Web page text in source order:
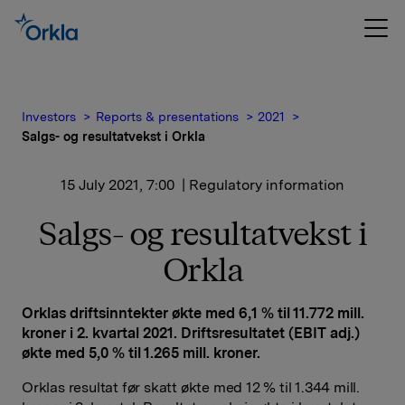
Investors Reports & presentations
2021
Salgs- og resultatvekst i Orkla
15 July 2021, 7:00 | Regulatory information
Salgs- og resultatvekst i
Orkla
Orklas driftsinntekter økte med 6,1 % til 11.772 mill.
kroner i 2. kvartal 2021. Driftsresultatet (EBIT adj.)
økte med 5,0 % til 1.265 mill. kroner.
Orklas resultat før skatt økte med 12 % til 1.344 mill.